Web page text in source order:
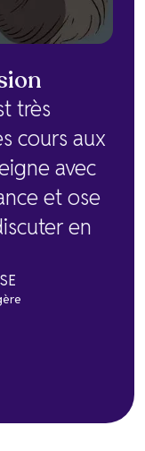
très
cours aux
avec
et ose
en